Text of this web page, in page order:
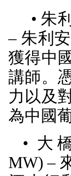
• 朱
– 朱利
獲得中
講師。
力以及
為中國
• 大
MW)–